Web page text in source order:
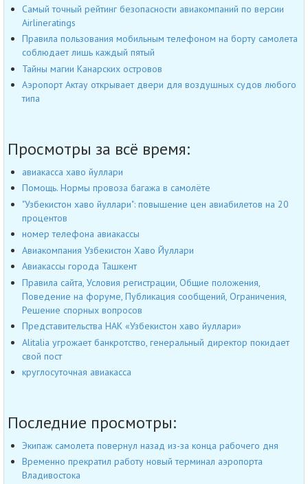
Самый точный рейтинг безопасности авиакомпаний по версии
Airlineratings
Правила пользования мобильным телефоном на борту самолета
соблюдает лишь каждый пятый
Тайны магии Канарских островов
Аэропорт Актау открывает двери для воздушных судов любого
типа
Просмотры за всё время:
авиакасса хаво йуллари
Помощь. Нормы провоза багажа в самолёте
"Узбекистон хаво йуллари": повышение цен авиабилетов на 20
процентов
номер телефона авиакассы
Авиакомпания Узбекистон Хаво Йуллари
Авиакассы города Ташкент
Правила сайта, Условия регистрации, Общие положения,
Поведение на форуме, Публикация сообщений, Ограничения,
Решение спорных вопросов
Представительства НАК «Узбекистон хаво йуллари»
Alitalia угрожает банкротство, генеральный директор покидает
свой пост
круглосуточная авиакасса
Последние просмотры:
Экипаж самолета повернул назад из-за конца рабочего дня
Временно прекратил работу новый терминал аэропорта
Владивостока